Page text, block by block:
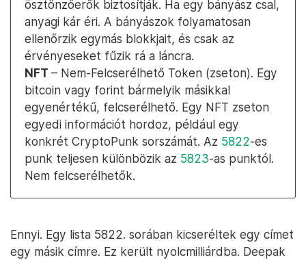
ösztönzőerők biztosítják. Ha egy bányász csal,
anyagi kár éri. A bányászok folyamatosan
ellenőrzik egymás blokkjait, és csak az
érvényeseket fűzik rá a láncra.
NFT – Nem-Felcserélhető Token (zseton). Egy
bitcoin vagy forint bármelyik másikkal
egyenértékű, felcserélhető. Egy NFT zseton
egyedi információt hordoz, például egy
konkrét CryptoPunk sorszámát. Az 5822-es
punk teljesen különbözik az 5823-as punktól.
Nem felcserélhetők.
Ennyi. Egy lista 5822. sorában kicseréltek egy címet
egy másik címre. Ez került nyolcmilliárdba. Deepak